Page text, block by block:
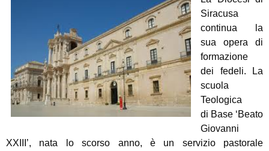
Siracusa
continua la
sua opera di
formazione
dei fedeli. La
scuola
Teologica
di Base ‘Beato
Giovanni
XXIII’, nata lo scorso anno, è un servizio pastorale